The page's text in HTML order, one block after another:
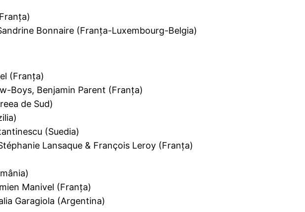
Bonnaire (Franţa-Luxembourg-Belgia)
(Franţa)
Boys, Benjamin Parent (Franţa)
de Sud)
(Suedia)
Lansaque & François Leroy (Franţa)
Manivel (Franţa)
Garagiola (Argentina)